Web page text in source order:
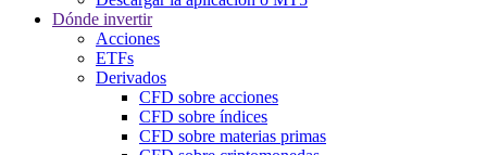
Dónde invertir
Acciones
ETFs
Derivados
CFD sobre acciones
CFD sobre índices
CFD sobre materias primas